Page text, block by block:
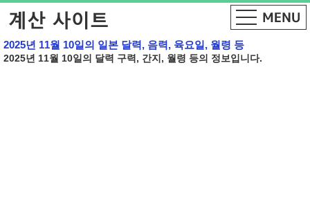
2025년 11월 10일의 일본 달력, 음력, 육요일, 월령 등
2025년 11월 10일의 달력 구력, 간지, 월령 등의 정보입니다.